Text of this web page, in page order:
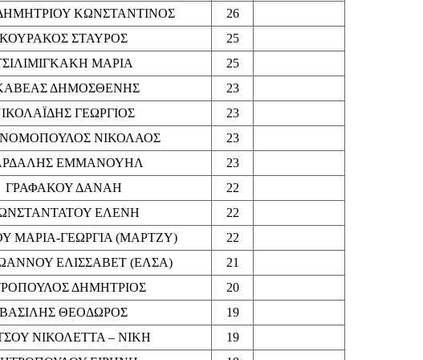
ΚΩΝΣΤΑΝΤΙΝΟΣ
26
ΚΟΥΡΑΚΟΣ ΣΤΑΥΡΟΣ
25
ΜΑΡΙΑ
25
ΔΗΜΟΣΘΕΝΗΣ
23
ΓΕΩΡΓΙΟΣ
23
ΝΙΚΟΛΑΟΣ
23
ΕΜΜΑΝΟΥΗΛ
23
ΓΡΑΦΑΚΟΥ ΔΑΝΑΗ
22
ΕΛΕΝΗ
22
ΜΑΡΙΑ-ΓΕΩΡΓΙΑ (ΜΑΡΤΖΥ)
22
ΕΛΙΣΣΑΒΕΤ (ΕΛΣΑ)
21
ΔΗΜΗΤΡΙΟΣ
20
ΒΑΣΙΛΗΣ ΘΕΟΔΩΡΟΣ
19
ΝΙΚΟΛΕΤΤΑ – ΝΙΚΗ
19